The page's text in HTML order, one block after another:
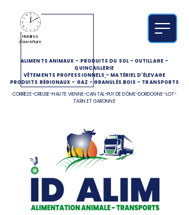
ALIMENTS ANIMAUX - PRODUITS DU SOL-OUTILLAGE-
QUINCAILLERIE
VÊTEMENTS PROFESSIONNELS -MATÉRIEL D'ÉLEVAGE
PRODUITS RÉGIONAUX - GAZ -GRANULÉS BOIS - TRANSPORTS
CORRÈZE-CREUSE-HAUTE VIENNE-CANTAL-PUY DE DÔME-DORDOGNE-LOT-
TARN ET GARONNE
Horaires
d'ouverture